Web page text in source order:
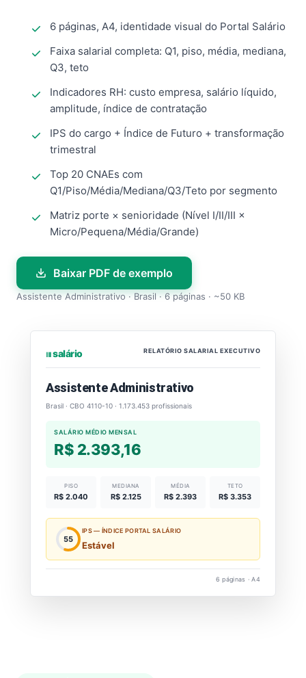
6 páginas, A4, identidade visual do Portal Salário
Faixa salarial completa: Q1, piso, média, mediana,
Q3, teto
Indicadores RH: custo empresa, salário líquido,
amplitude, índice de contratação
IPS do cargo + Índice de Futuro + transformação
trimestral
Top 20 CNAEs com
Q1/Piso/Média/Mediana/Q3/Teto por segmento
Matriz porte × senioridade (Nível I/II/III ×
Micro/Pequena/Média/Grande)
Baixar PDF de exemplo
Assistente Administrativo · Brasil · 6 páginas · ~50 KB
⏐⏐⏐ salário RELATÓRIO SALARIAL EXECUTIVO
Assistente Administrativo
Brasil · CBO 4110-10 · 1.173.453 profissionais
SALÁRIO MÉDIO MENSAL
R$ 2.393,16
PISO
R$ 2.040
MEDIANA
R$ 2.125
MÉDIA
R$ 2.393
TETO
R$ 3.353
55
IPS — ÍNDICE PORTAL SALÁRIO
Estável
6 páginas · A4